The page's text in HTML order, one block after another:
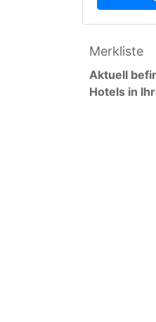
Merkliste
Aktuell
Hotels in